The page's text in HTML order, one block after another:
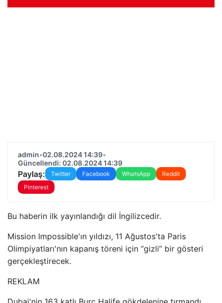
admin•02.08.2024 14:39•
Güncellendi: 02.08.2024 14:39
Paylaş: Twitter Facebook WhatsApp
Reddit
Pinterest
Bu haberin ilk yayınlandığı dil İngilizcedir.
Mission Impossible'ın yıldızı, 11 Ağustos'ta Paris
Olimpiyatları'nın kapanış töreni için “gizli” bir gösteri
gerçekleştirecek.
REKLAM